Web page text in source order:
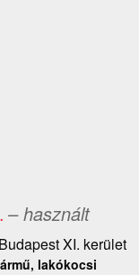
– használt
Budapest XI. kerület
lakókocsi